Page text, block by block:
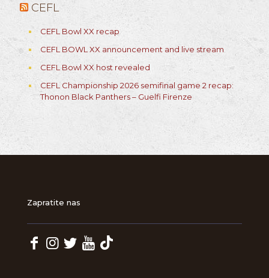
CEFL
CEFL Bowl XX recap
CEFL BOWL XX announcement and live stream
CEFL Bowl XX host revealed
CEFL Championship 2026 semifinal game 2 recap:
Thonon Black Panthers – Guelfi Firenze
Zapratite nas